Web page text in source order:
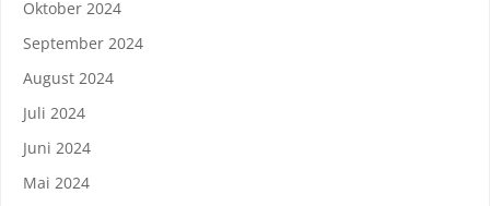
Oktober 2024
September 2024
August 2024
Juli 2024
Juni 2024
Mai 2024